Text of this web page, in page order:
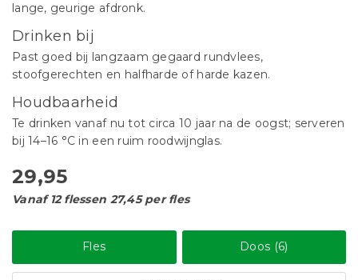
lange, geurige afdronk.
Drinken bij
Past goed bij langzaam gegaard rundvlees,
stoofgerechten en halfharde of harde kazen.
Houdbaarheid
Te drinken vanaf nu tot circa 10 jaar na de oogst; serveren
bij 14–16 °C in een ruim roodwijnglas.
29,95
Vanaf 12 flessen 27,45 per fles
Fles Doos (6)